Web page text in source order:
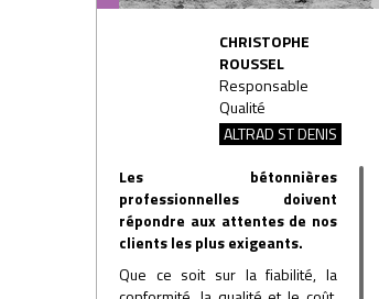
CHRISTOPHE
ROUSSEL
Responsable
Qualité
ALTRAD ST DENIS
Les bétonnières
professionnelles doivent
répondre aux attentes de nos
clients les plus exigeants.
Que ce soit sur la fiabilité, la